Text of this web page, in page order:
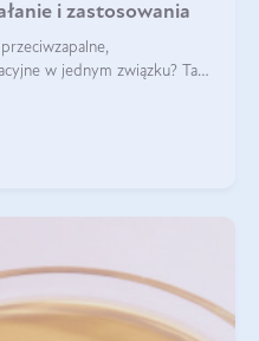
i zastosowania
w jednym związku? Tak